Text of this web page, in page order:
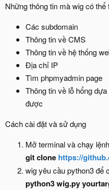
Những thông tin mà wig có thể
Các subdomain
Thông tin về CMS
Thông tin về hệ thống
Địa chỉ IP
Tìm phpmyadmin page
Thông tin về lỗ hổng
được
Cách cài đặt và sử dụng
Mở terminal và chạy lệnh
git clone https://
wig yêu cầu python3 để
python3 wig.py